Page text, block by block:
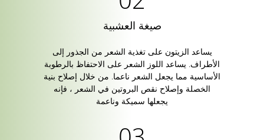
صيغة العشبية
يساعد الزيتون على تغذية الشعر من الجذور إلى
الأطراف. يساعد اللوز الشعر على الاحتفاظ بالرطوبة
الأساسية مما يجعل الشعر ناعما. من خلال إصلاح بنية
الخصلة وإصلاح نقص البروتين في الشعر ، فإنه
يجعلها سميكة وناعمة